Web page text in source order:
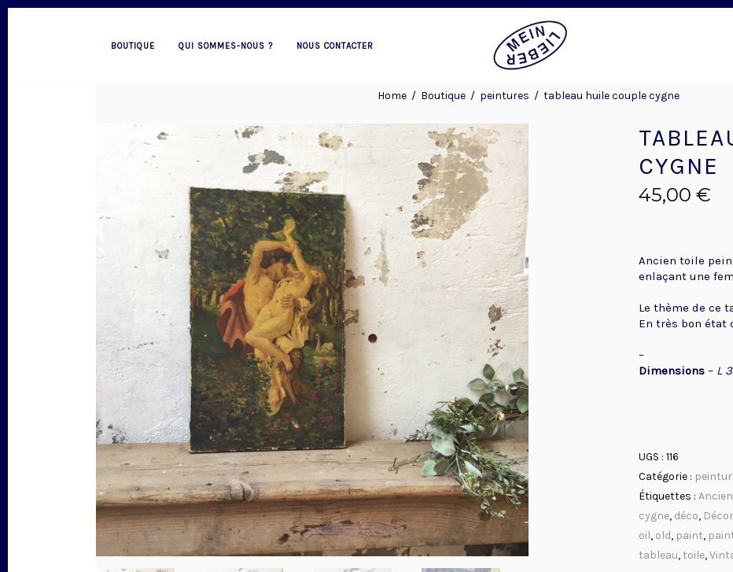
BOUTIQUE QUI SOMMES-NOUS ? NOUS CONTACTER
Home / Boutique / peintures / tableau huile couple cygne
CYGNE
45,00 €
Ancien toile
enlaçant une
Le thème de ce
En très bon état
–
Dimensions – L
UGS : 116
Catégorie :
Étiquettes : Ancien
cygne, déco,
oil, old, paint,
tableau, toile,